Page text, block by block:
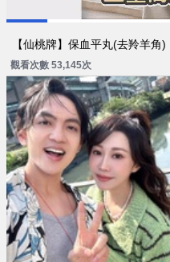
【仙桃牌】保血平丸(去羚羊角)
觀看次數 53,145次